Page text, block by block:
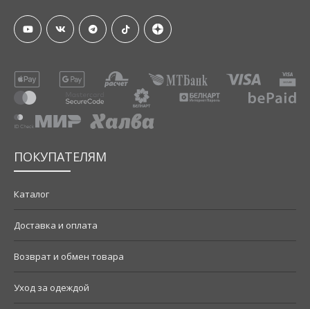
ПОКУПАТЕЛЯМ
Каталог
Доставка и оплата
Возврат и обмен товара
Уход за одеждой